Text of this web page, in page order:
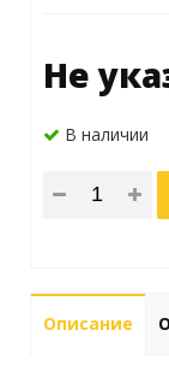
Не
В наличии
Описание